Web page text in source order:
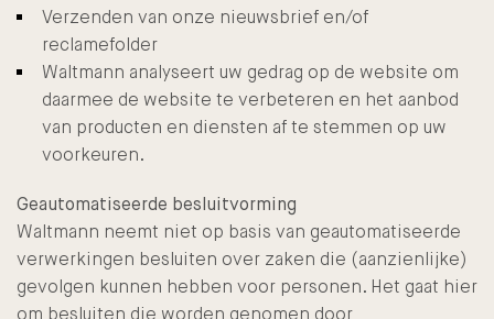
Verzenden van onze nieuwsbrief en/of
reclamefolder
Waltmann analyseert uw gedrag op de website om
daarmee de website te verbeteren en het aanbod
van producten en diensten af te stemmen op uw
voorkeuren.
Geautomatiseerde besluitvorming
Waltmann neemt niet op basis van geautomatiseerde
verwerkingen besluiten over zaken die (aanzienlijke)
gevolgen kunnen hebben voor personen. Het gaat hier
om besluiten die worden genomen door